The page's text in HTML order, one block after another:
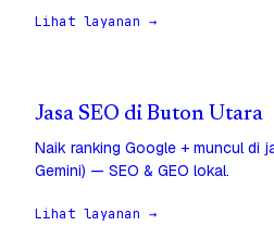
Lihat layanan →
Jasa SEO di Buton Utara
Naik ranking Google + muncul di
Gemini) — SEO & GEO lokal.
Lihat layanan →